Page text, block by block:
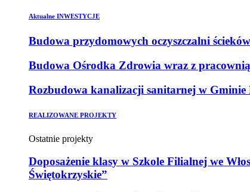
Aktualne INWESTYCJE
Budowa przydomowych oczyszczalni
Budowa Ośrodka Zdrowia wraz z
Rozbudowa kanalizacji sanitarnej w Gminie
REALIZOWANE PROJEKTY
Ostatnie projekty
Doposażenie klasy w Szkole Filialnej we
Świętokrzyskie”